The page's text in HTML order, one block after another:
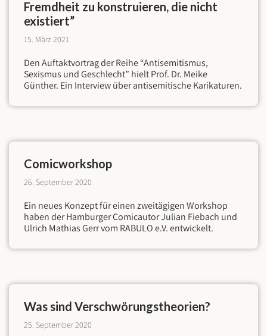
Fremd­heit zu konstruieren, die nicht
existiert”
15. März 2021
Den Auftaktvortrag der Reihe “Antisemitismus,
Sexismus und Geschlecht” hielt Prof. Dr. Meike
Günther. Ein Interview über antisemitische Karikaturen.
Comicworkshop
26. September 2020
Ein neues Konzept für einen zweitägigen Workshop
haben der Hamburger Comicautor Julian Fiebach und
Ulrich Mathias Gerr vom RABULO e.V. entwickelt.
Was sind Verschwörungstheorien?
25. September 2020